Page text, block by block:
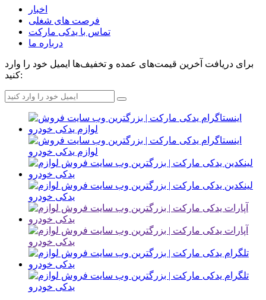
اخبار
فرصت های شغلی
تماس با یدکی مارکت
درباره ما
برای دریافت آخرین قیمت‌های عمده و تخفیف‌ها ایمیل خود را وارد
کنید: